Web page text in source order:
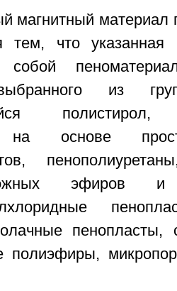
магнитный
тем, что указанная
собой
из
полистирол,
на основе
эфиров и
полиэфиры,